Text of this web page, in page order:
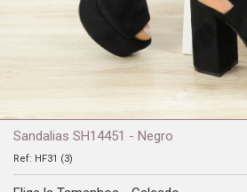
Sandalias SH14451 - Negro
Ref: HF31 (3)